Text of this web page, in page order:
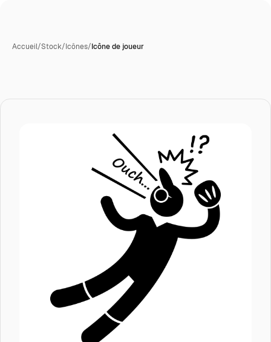
Accueil/Stock/Icônes/Icône de joueur